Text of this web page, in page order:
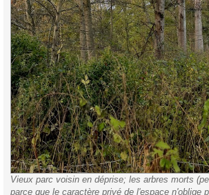
Vieux parc voisin en déprise; les arbres morts
parce que le caractère privé de l'espace n'oblige